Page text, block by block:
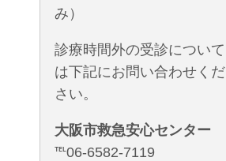
み）
診療時間外の受診について
は下記にお問い合わせくだ
さい。
大阪市救急安心センター
℡06-6582-7119